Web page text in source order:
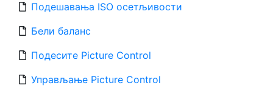
Подешавања ISO осетљивости
Бели баланс
Подесите Picture Control
Управљање Picture Control